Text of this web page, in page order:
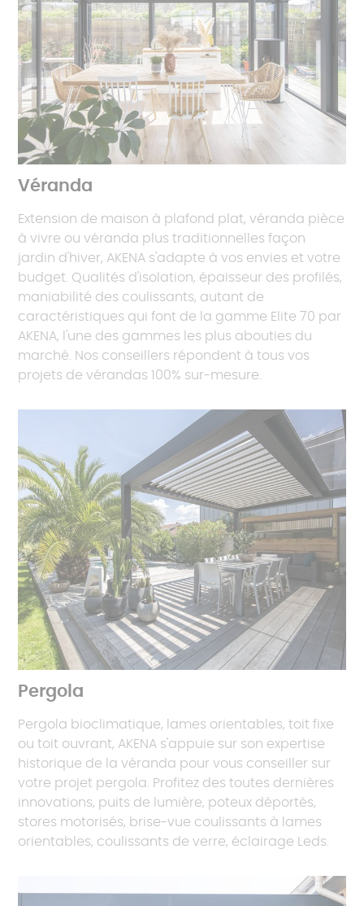
Véranda
Extension de maison à plafond plat, véranda pièce
à vivre ou véranda plus traditionnelles façon
jardin d'hiver, AKENA s'adapte à vos envies et votre
budget. Qualités d'isolation, épaisseur des profilés,
maniabilité des coulissants, autant de
caractéristiques qui font de la gamme Elite 70 par
AKENA, l'une des gammes les plus abouties du
marché. Nos conseillers répondent à tous vos
projets de vérandas 100% sur-mesure.
Pergola
Pergola bioclimatique, lames orientables, toit fixe
ou toit ouvrant, AKENA s'appuie sur son expertise
historique de la véranda pour vous conseiller sur
votre projet pergola. Profitez des toutes dernières
innovations, puits de lumière, poteux déportés,
stores motorisés, brise-vue coulissants à lames
orientables, coulissants de verre, éclairage Leds.